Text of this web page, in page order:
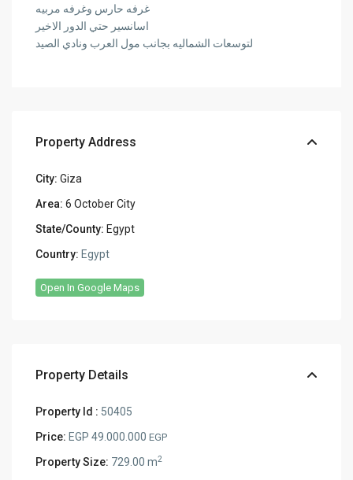
غرفه حارس وغرفه مربيه
اسانسير حتي الدور الاخير
لتوسعات الشماليه بجانب مول العرب ونادي الصيد
Property Address
City: Giza
Area: 6 October City
State/County: Egypt
Country: Egypt
Open In Google Maps
Property Details
Property Id : 50405
Price: EGP 49.000.000EGP
Property Size: 729.00 m2